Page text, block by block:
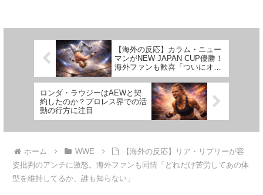
ました。2022年下半期の彼は...
ー・ダラス）の負傷。WWE...
【海外の反応】カラム・ニュー
マンがNEW JAPAN CUP優勝！
海外ファンも歓喜「ついにオス
プレイの影を抜け出したな」
ロンダ・ラウジーはAEWと契
約したのか？プロレス界での活
動の行方に注目
ホーム WWE
【海外の反応】リア・リプリーが容
姿批判のアンチに激怒。海外ファンも同情「どれだけ苦労してあの体
型を維持してるか、誰も知らない」